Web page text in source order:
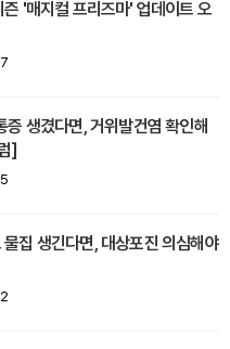
'매지컬 프리즈마' 업데이트 오
증 생겼다면, 거위발건염 확인해
]
집 생긴다면, 대상포진 의심해야